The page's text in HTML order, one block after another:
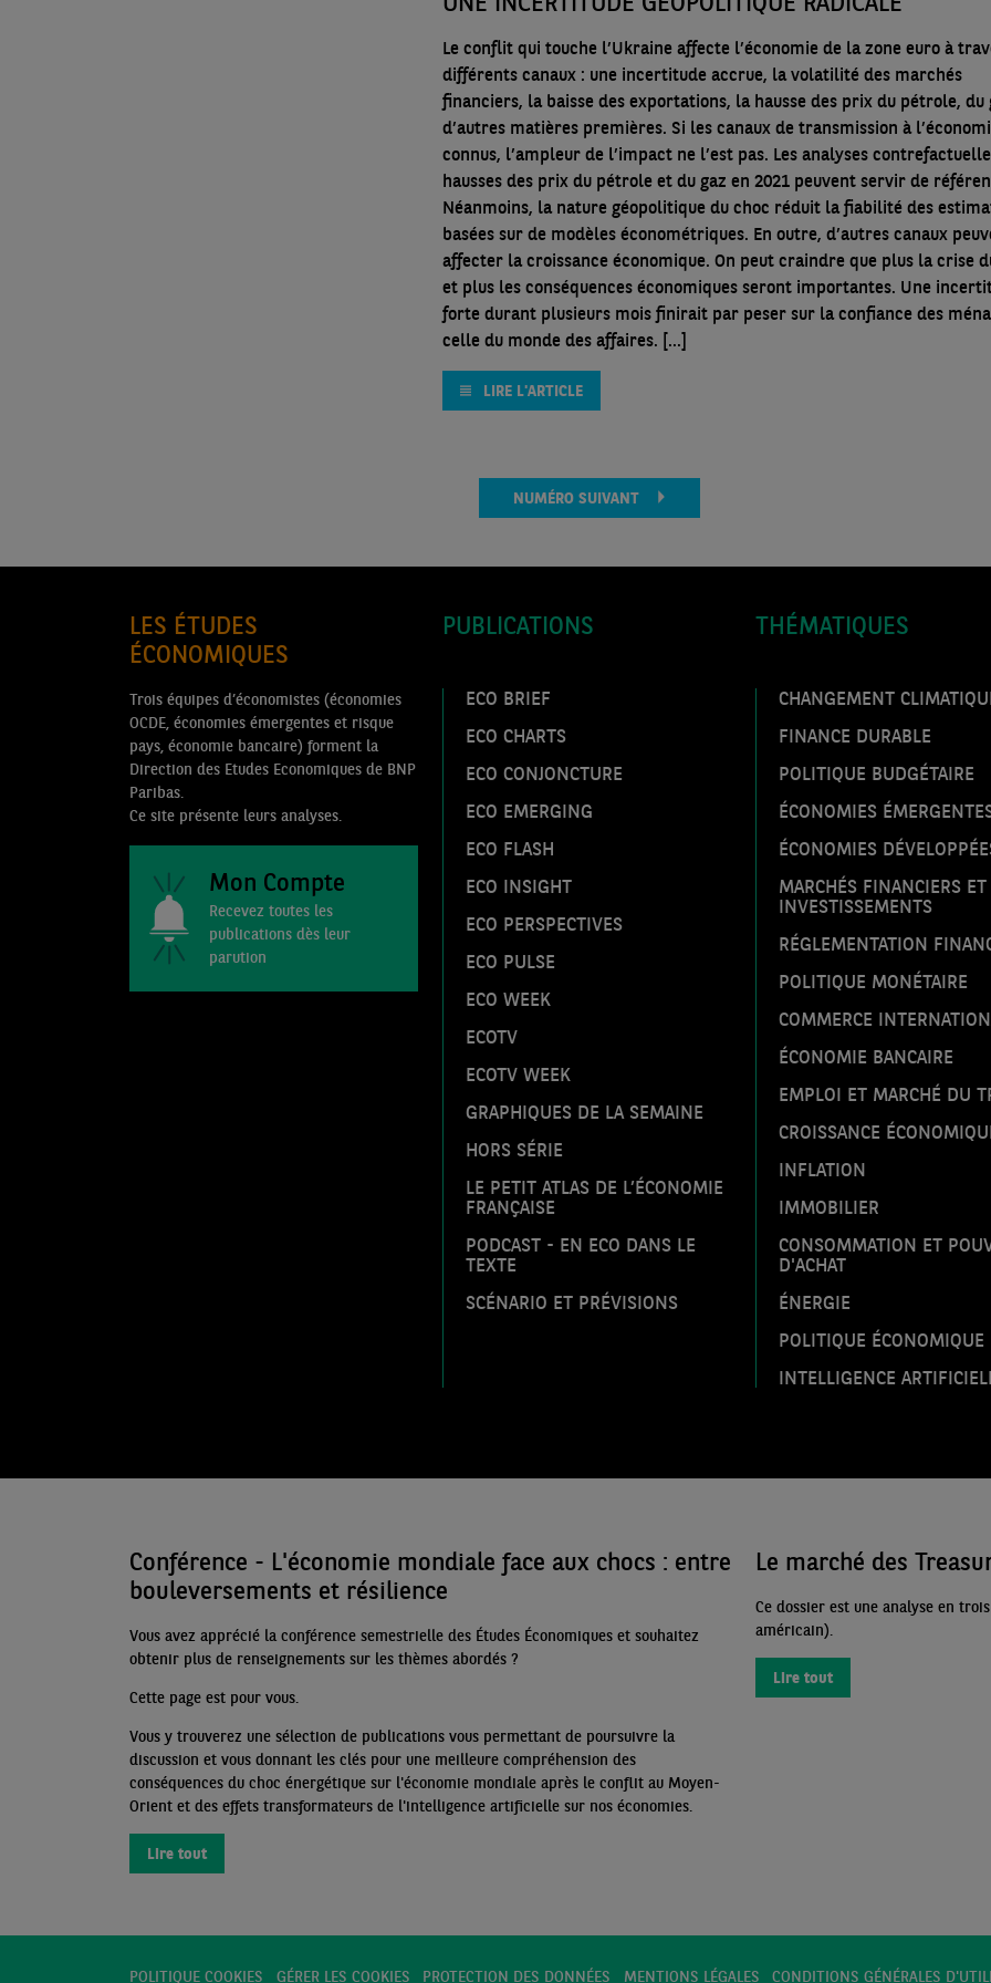
Le conflit qui touche l’Ukraine affecte l’économie de la zone euro à
différents canaux : une incertitude accrue, la volatilité des marchés
financiers, la baisse des exportations, la hausse des prix du pétrole, du
d’autres matières premières. Si les canaux de transmission à
connus, l’ampleur de l’impact ne l’est pas. Les analyses
hausses des prix du pétrole et du gaz en 2021 peuvent servir de
Néanmoins, la nature géopolitique du choc réduit la fiabilité des
basées sur de modèles économétriques. En outre, d’autres canaux
affecter la croissance économique. On peut craindre que plus la crise
et plus les conséquences économiques seront importantes. Une
forte durant plusieurs mois finirait par peser sur la confiance des
celle du monde des affaires. [...]
LIRE L'ARTICLE
NUMÉRO SUIVANT
LES ÉTUDES
ÉCONOMIQUES
Trois équipes d’économistes (économies
OCDE, économies émergentes et risque
pays, économie bancaire) forment la
Direction des Etudes Economiques de BNP
Paribas.
Ce site présente leurs analyses.
Mon Compte
Recevez toutes les
publications dès leur
parution
PUBLICATIONS
ECO BRIEF
ECO CHARTS
ECO CONJONCTURE
ECO EMERGING
ECO FLASH
ECO INSIGHT
ECO PERSPECTIVES
ECO PULSE
ECO WEEK
ECOTV
ECOTV WEEK
GRAPHIQUES DE LA SEMAINE
HORS SÉRIE
LE PETIT ATLAS DE L’ÉCONOMIE
FRANÇAISE
PODCAST - EN ECO DANS LE
TEXTE
SCÉNARIO ET PRÉVISIONS
THÉMATIQUES
CHANGEMENT
FINANCE DURABLE
POLITIQUE BUDGÉTAIRE
ÉCONOMIES
ÉCONOMIES
MARCHÉS FINANCIERS ET
INVESTISSEMENTS
RÉGLEMENTATION
POLITIQUE MONÉTAIRE
COMMERCE
ÉCONOMIE BANCAIRE
EMPLOI ET MARCHÉ DU
CROISSANCE
INFLATION
IMMOBILIER
CONSOMMATION ET
D'ACHAT
ÉNERGIE
POLITIQUE ÉCONOMIQUE
INTELLIGENCE
Conférence - L'économie mondiale face aux chocs : entre
bouleversements et résilience
Vous avez apprécié la conférence semestrielle des Études Économiques et souhaitez
obtenir plus de renseignements sur les thèmes abordés ?
Cette page est pour vous.
Vous y trouverez une sélection de publications vous permettant de poursuivre la
discussion et vous donnant les clés pour une meilleure compréhension des
conséquences du choc énergétique sur l'économie mondiale après le conflit au Moyen-
Orient et des effets transformateurs de l'intelligence artificielle sur nos économies.
Lire tout
Le marché des
Ce dossier est une analyse en
américain).
Lire tout
POLITIQUE COOKIES GÉRER LES COOKIES PROTECTION DES DONNÉES MENTIONS LÉGALES CONDITIONS GÉNÉRALES